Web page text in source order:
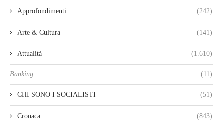
Approfondimenti (242)
Arte & Cultura (141)
Attualità (1.610)
Banking (11)
CHI SONO I SOCIALISTI (51)
Cronaca (843)